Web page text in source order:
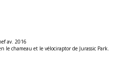
av. 2016
chameau et le vélociraptor de Jurassic Park.